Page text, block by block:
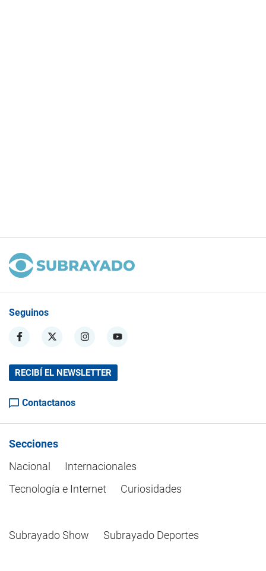
Seguinos
RECIBÍ EL NEWSLETTER
Contactanos
Secciones
Nacional
Internacionales
Tecnología e Internet
Curiosidades
Subrayado Show Subrayado Deportes